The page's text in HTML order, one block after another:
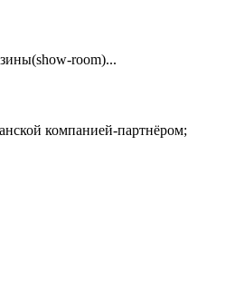
room)...
компанией-партнёром;